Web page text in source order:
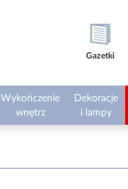
Gazetki
Wykończenie
wnętrz
Dekoracje
i lampy